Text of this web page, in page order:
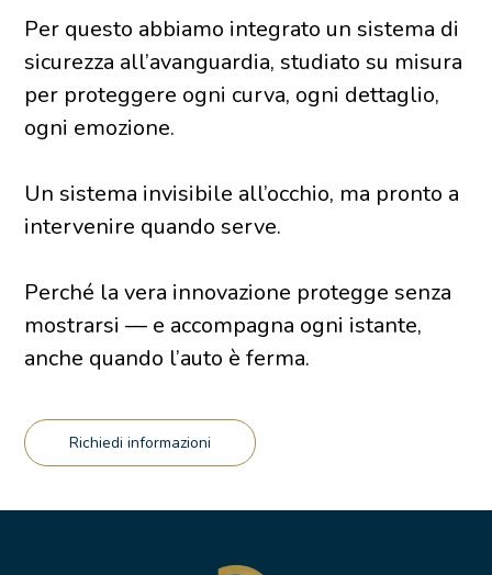
Per questo abbiamo integrato un sistema di
sicurezza all’avanguardia, studiato su misura
per proteggere ogni curva, ogni dettaglio,
ogni emozione.
Un sistema invisibile all’occhio, ma pronto a
intervenire quando serve.
Perché la vera innovazione protegge senza
mostrarsi — e accompagna ogni istante,
anche quando l’auto è ferma.
Richiedi informazioni